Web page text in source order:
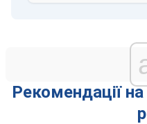
Рекомендації